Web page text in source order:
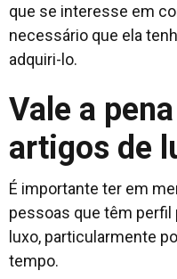
que se interesse em
necessário que ela
adquiri-lo.
Vale a
artigos de
É importante ter em
pessoas que têm perfil
luxo, particularmente
tempo.